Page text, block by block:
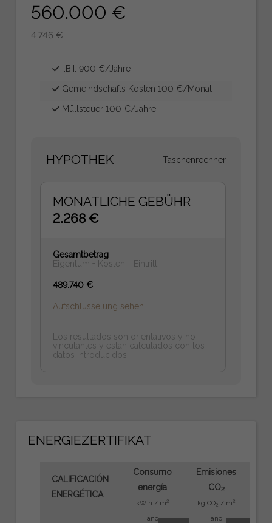
560.000 €
4.746 €
I.B.I. 900 €/Jahre
Gemeindschafts Kosten 100 €/Monat
Müllsteuer 100 €/Jahre
HYPOTHEK Taschenrechner
MONATLICHE GEBÜHR
2.268 €
Gesamtbetrag
Eigentum + Kosten - Eintritt
489.740 €
Aufschlüsselung sehen
Los resultados son orientativos y no
vinculantes y estan calculados con los
datos introducidos.
ENERGIEZERTIFIKAT
CALIFICACIÓN
ENERGÉTICA
Consumo
energía
kW h / m2
año
Emisiones
CO2
kg CO2 / m2
año